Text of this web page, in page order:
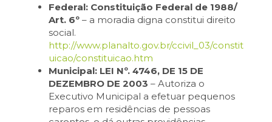
Federal: Constituição Federal de 1988/
Art. 6º – a moradia digna constitui direito
social.
http://www.planalto.gov.br/ccivil_03/constit
uicao/constituicao.htm
Municipal: LEI Nº. 4746, DE 15 DE
DEZEMBRO DE 2003 – Autoriza o
Executivo Municipal a efetuar pequenos
reparos em residências de pessoas